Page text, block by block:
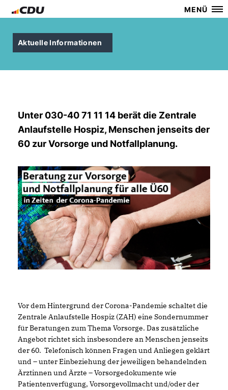
MENÜ
Aktuelle Informationen
Unter 030-40 71 11 14 berät die Zentrale
Anlaufstelle Hospiz, Menschen jenseits der
60 zur Vorsorge und Notfallplanung.
Vor dem Hintergrund der Corona-Pandemie schaltet die
Zentrale Anlaufstelle Hospiz (ZAH) eine Sondernummer
für Beratungen zum Thema Vorsorge. Das zusätzliche
Angebot richtet sich insbesondere an Menschen jenseits
der 60. Telefonisch können Fragen und Anliegen geklärt
und – unter Einbeziehung der jeweiligen behandelnden
Ärztinnen und Ärzte – Vorsorgedokumente wie
Patientenverfügung, Vorsorgevollmacht und/oder der